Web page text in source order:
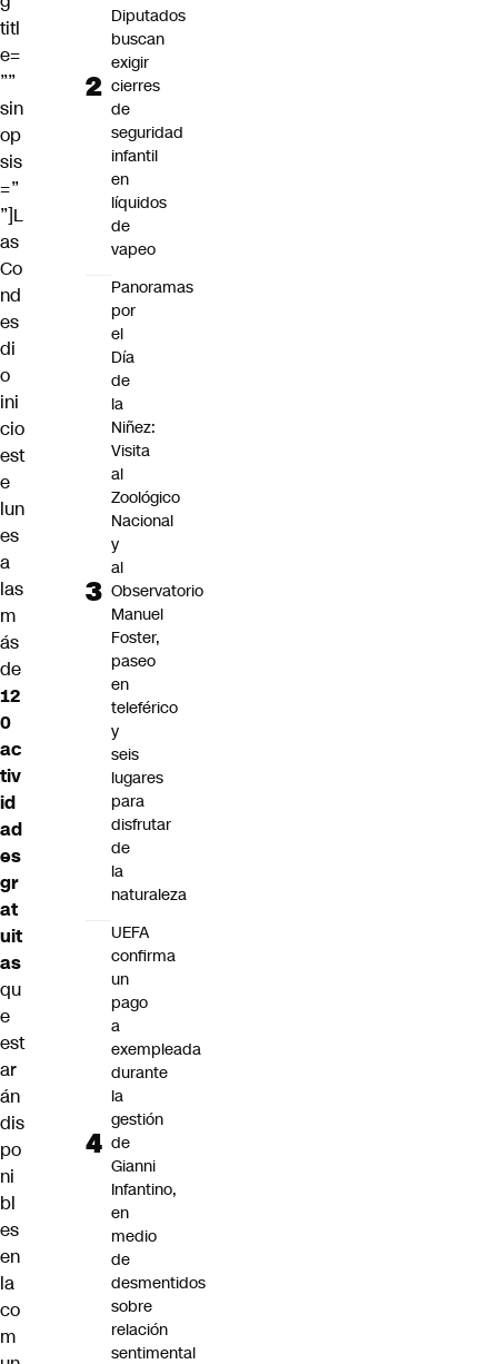
titl
e=
””
sin
op
sis
=”
”]L
as
Co
nd
es
di
o
ini
cio
est
e
lun
es
a
las
m
ás
de
12
0
ac
tiv
id
ad
es
gr
at
uit
as
qu
e
est
ar
án
dis
po
ni
bl
es
en
la
co
m
Diputados
buscan
exigir
cierres
de
seguridad
infantil
en
líquidos
de
vapeo
Panoramas
por
el
Día
de
la
Niñez:
Visita
al
Zoológico
Nacional
y
al
Observatorio
Manuel
Foster,
paseo
en
teleférico
y
seis
lugares
para
disfrutar
de
la
naturaleza
UEFA
confirma
un
pago
a
exempleada
durante
la
gestión
de
Gianni
Infantino,
en
medio
de
desmentidos
sobre
relación
sentimental